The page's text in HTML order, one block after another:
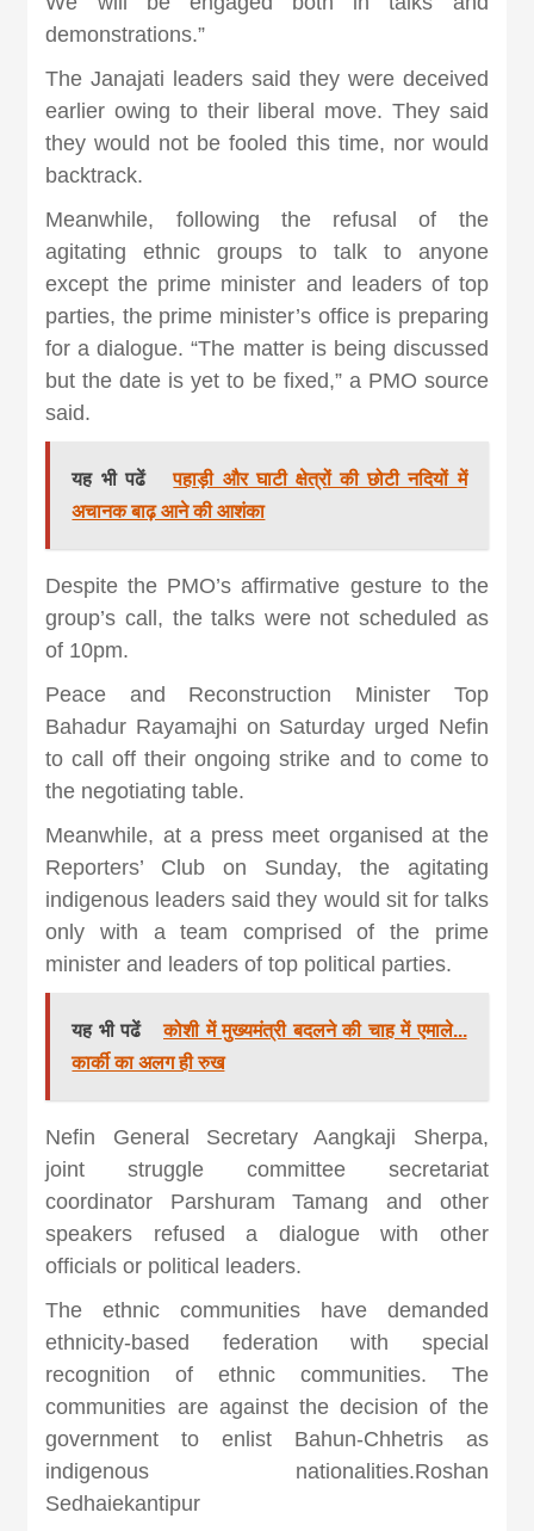
demonstrations.”
The Janajati leaders said they were deceived
earlier owing to their liberal move. They said
they would not be fooled this time, nor would
backtrack.
Meanwhile, following the refusal of the
agitating ethnic groups to talk to anyone
except the prime minister and leaders of top
parties, the prime minister’s office is preparing
for a dialogue. “The matter is being discussed
but the date is yet to be fixed,” a PMO source
said.
यह भी पढें
पहाड़ी और घाटी क्षेत्रों की छोटी नदियों में
अचानक बाढ़ आने की आशंका
Despite the PMO’s affirmative gesture to the
group’s call, the talks were not scheduled as
of 10pm.
Peace and Reconstruction Minister Top
Bahadur Rayamajhi on Saturday urged Nefin
to call off their ongoing strike and to come to
the negotiating table.
Meanwhile, at a press meet organised at the
Reporters’ Club on Sunday, the agitating
indigenous leaders said they would sit for talks
only with a team comprised of the prime
minister and leaders of top political parties.
यह भी पढें
कोशी में मुख्यमंत्री बदलने की चाह में एमाले...
कार्की का अलग ही रुख
Nefin General Secretary Aangkaji Sherpa,
joint struggle committee secretariat
coordinator Parshuram Tamang and other
speakers refused a dialogue with other
officials or political leaders.
The ethnic communities have demanded
ethnicity-based federation with special
recognition of ethnic communities. The
communities are against the decision of the
government to enlist Bahun-Chhetris as
indigenous nationalities.Roshan
Sedhaiekantipur